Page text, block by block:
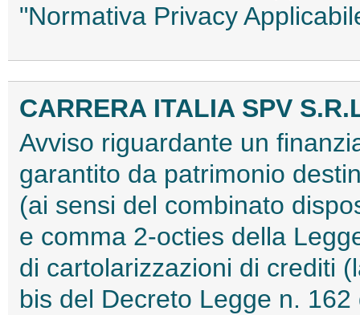
"Normativa Privacy
CARRERA ITALIA SPV
Avviso riguardante un
garantito da patrimonio
(ai sensi del combinato
e comma 2-octies della
di cartolarizzazioni di crediti
bis del Decreto Legge n.